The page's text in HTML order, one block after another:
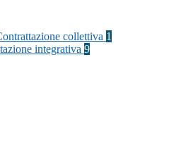
collettiva 1
integrativa 9